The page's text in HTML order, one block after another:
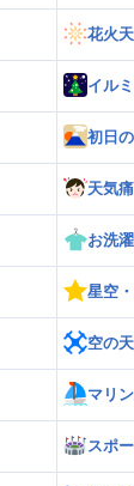
花火
イル
初日
天気
お洗
星空
空の
マリ
スポ